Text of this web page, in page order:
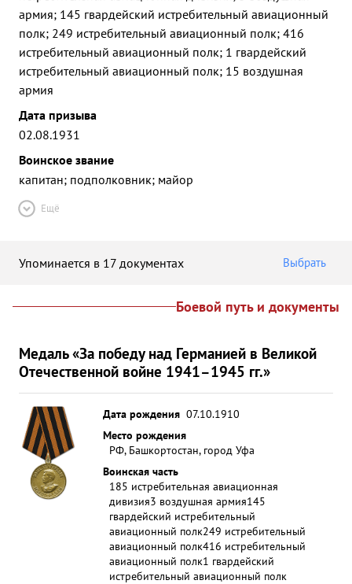
армия; 145 гвардейский истребительный авиационный
полк; 249 истребительный авиационный полк; 416
истребительный авиационный полк; 1 гвардейский
истребительный авиационный полк; 15 воздушная
армия
Дата призыва
02.08.1931
Воинское звание
капитан; подполковник; майор
Ещё
Упоминается в 17 документах Выбрать
Боевой путь и документы
Медаль «За победу над Германией в Великой
Отечественной войне 1941–1945 гг.»
Дата рождения 07.10.1910
Место рождения
РФ, Башкортостан, город Уфа
Воинская часть
185 истребительная авиационная
дивизия3 воздушная армия145
гвардейский истребительный
авиационный полк249 истребительный
авиационный полк416 истребительный
авиационный полк1 гвардейский
истребительный авиационный полк